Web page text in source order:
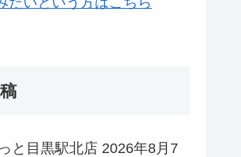
と目黒駅北店 2026年8月7